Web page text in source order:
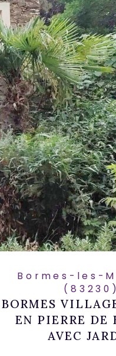
Bormes-les-Mimosas
(83230)
BORMES
EN PIERRE DE
AVEC